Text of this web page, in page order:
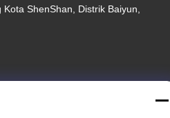
ShenShan, Distrik Baiyun,